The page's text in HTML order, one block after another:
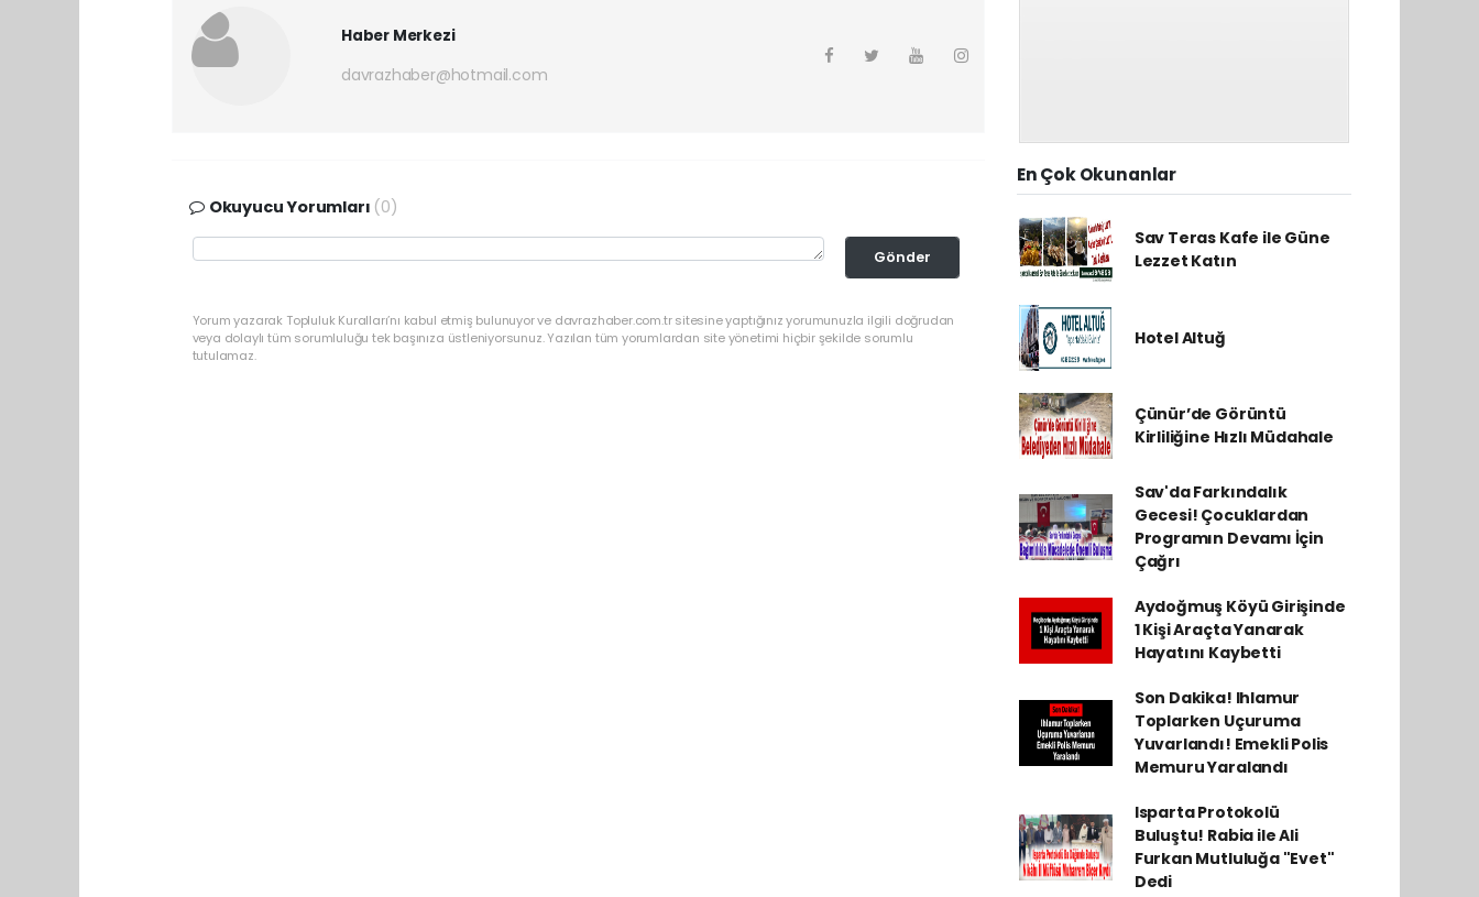
Haber Merkezi
davrazhaber@hotmail.com
Okuyucu Yorumları (0)
Gönder
Yorum yazarak Topluluk Kuralları’nı kabul etmiş bulunuyor ve davrazhaber.com.tr sitesine yaptığınız yorumunuzla ilgili doğrudan
veya dolaylı tüm sorumluluğu tek başınıza üstleniyorsunuz. Yazılan tüm yorumlardan site yönetimi hiçbir şekilde sorumlu
tutulamaz.
En Çok Okunanlar
Sav Teras Kafe ile Güne
Lezzet Katın
Hotel Altuğ
Çünür’de Görüntü
Kirliliğine Hızlı Müdahale
Sav'da Farkındalık
Gecesi! Çocuklardan
Programın Devamı İçin
Çağrı
Aydoğmuş Köyü Girişinde
1 Kişi Araçta Yanarak
Hayatını Kaybetti
Son Dakika! Ihlamur
Toplarken Uçuruma
Yuvarlandı! Emekli Polis
Memuru Yaralandı
Isparta Protokolü
Buluştu! Rabia ile Ali
Furkan Mutluluğa "Evet"
Dedi